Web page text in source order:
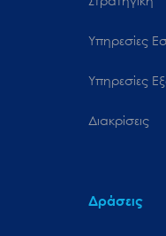
Υπηρεσίες
Υπηρεσίες
Διακρίσεις
Δράσεις